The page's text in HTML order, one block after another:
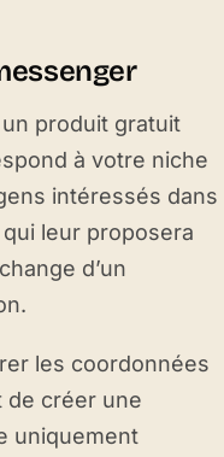
produit gratuit
à votre niche
intéressés dans
leur proposera
d’un
les coordonnées
de créer une
uniquement